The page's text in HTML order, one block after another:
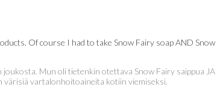
Of course I had to take Snow Fairy soap AND
Mun oli tietenkin otettava Snow Fairy saippua
värisiä vartalonhoitoaineita kotiin viemiseksi.